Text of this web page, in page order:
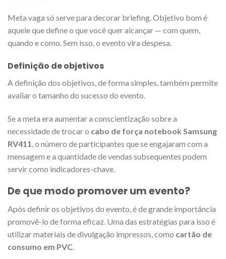
Meta vaga só serve para decorar briefing. Objetivo bom é
aquele que define o que você quer alcançar — com quem,
quando e como. Sem isso, o evento vira despesa.
Definição de objetivos
A definição dos objetivos, de forma simples, também permite
avaliar o tamanho do sucesso do evento.
Se a meta era aumentar a conscientização sobre a
necessidade de trocar o cabo de força notebook Samsung
RV411 , o número de participantes que se engajaram com a
mensagem e a quantidade de vendas subsequentes podem
servir como indicadores-chave.
De que modo promover um evento?
Após definir os objetivos do evento, é de grande importância
promovê-lo de forma eficaz. Uma das estratégias para isso é
utilizar materiais de divulgação impressos, como cartão de
consumo em PVC.